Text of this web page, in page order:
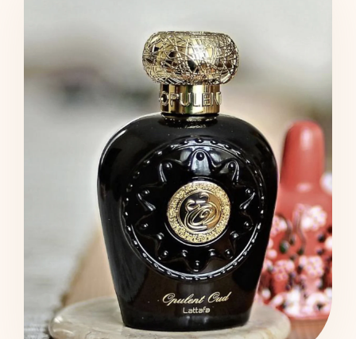
MUJER